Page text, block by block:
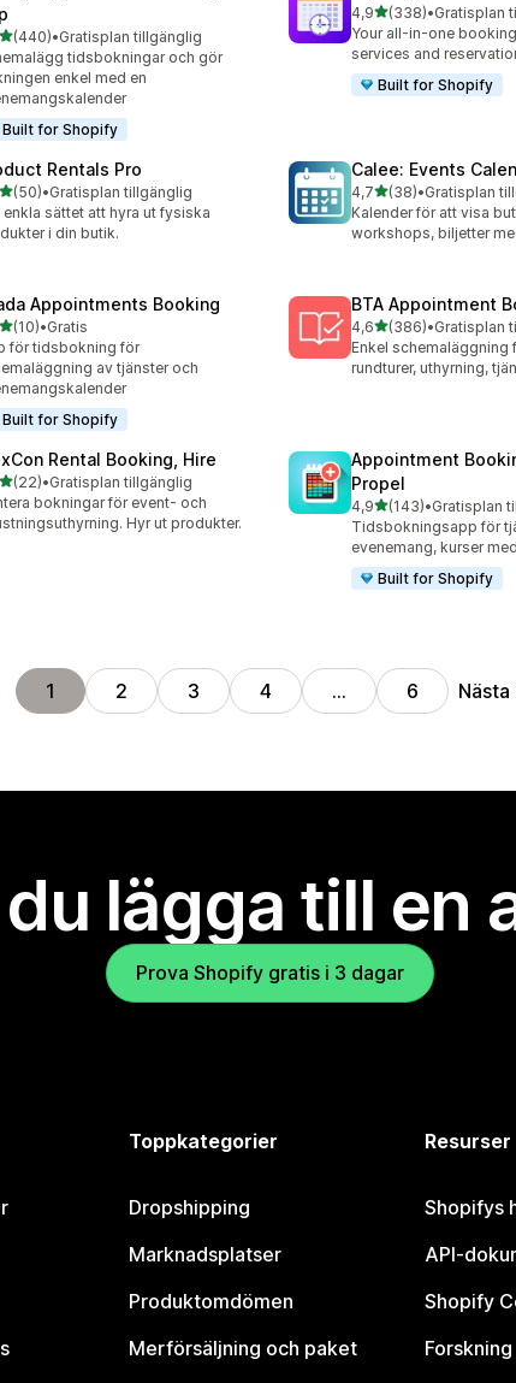
av 5 stjärnor
(440)
recensioner totalt
•Gratisplan tillgänglig
tidsbokningar och gör
enkel med en
Built for Shopify
4,9av 5 stjärnor
(338)
338 recensioner totalt
•Gratisplan
Your all-in-one
services and
Built for Shopify
Rentals Pro
av 5 stjärnor
(50) totalt
•Gratisplan tillgänglig
enkla sättet att hyra ut fysiska
i din butik.
Calee: Events
4,7av 5 stjärnor
(38)
38 recensioner totalt
•Gratisplan
Kalender för att visa
workshops, biljetter
Appointments Booking
av 5 stjärnor
(10) totalt
•Gratis
för tidsbokning för
av tjänster och
Built for Shopify
BTA Appointment
4,6av 5 stjärnor
(386)
386 recensioner totalt
•Gratisplan
Enkel schemaläggning
rundturer, uthyrning,
Rental Booking, Hire
av 5 stjärnor
(22) totalt
•Gratisplan tillgänglig
bokningar för event- och
Hyr ut produkter.
Appointment
Propel
4,9av 5 stjärnor
(143)
143 recensioner totalt
•Gratisplan
Tidsbokningsapp för
evenemang, kurser
Built for Shopify
1 2 3 4 … 6 Nästa
lägga till en
Prova Shopify gratis i 3 dagar
Toppkategorier
Dropshipping
Marknadsplatser
Produktomdömen
Merförsäljning och paket
Resurser
Shopifys
API-
Shopify
Forskning